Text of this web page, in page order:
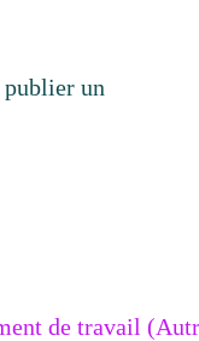
un
de travail